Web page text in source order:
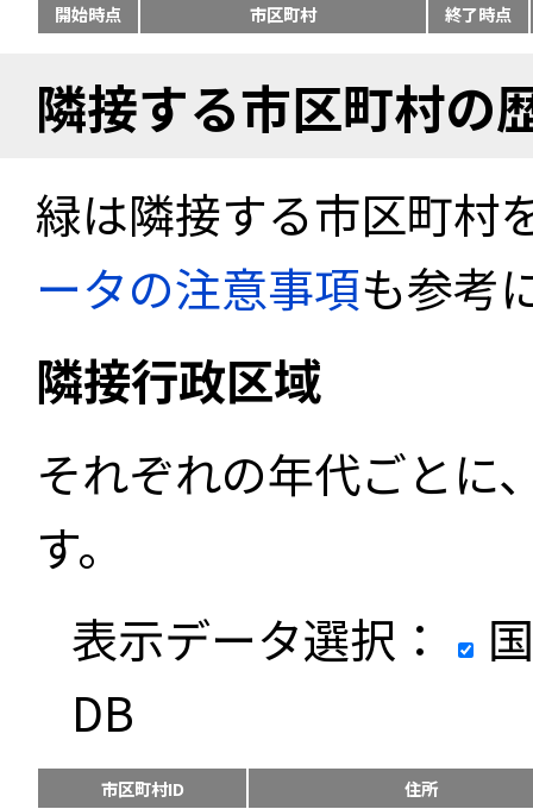
開始時点 市区町村 終了時点
隣接する市区町村の
緑は隣接する市区町村
ータの注意事項も参考
隣接行政区域
それぞれの年代ごとに
す。
表示データ選択：
DB
市区町村ID 住所